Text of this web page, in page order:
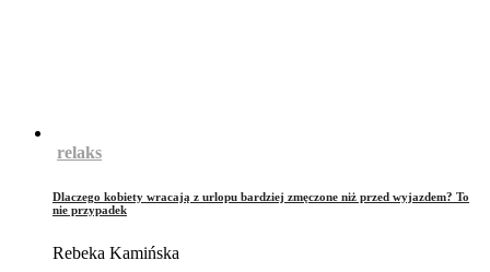
relaks
Dlaczego kobiety wracają z urlopu bardziej zmęczone niż przed wyjazdem? To
nie przypadek
Rebeka Kamińska